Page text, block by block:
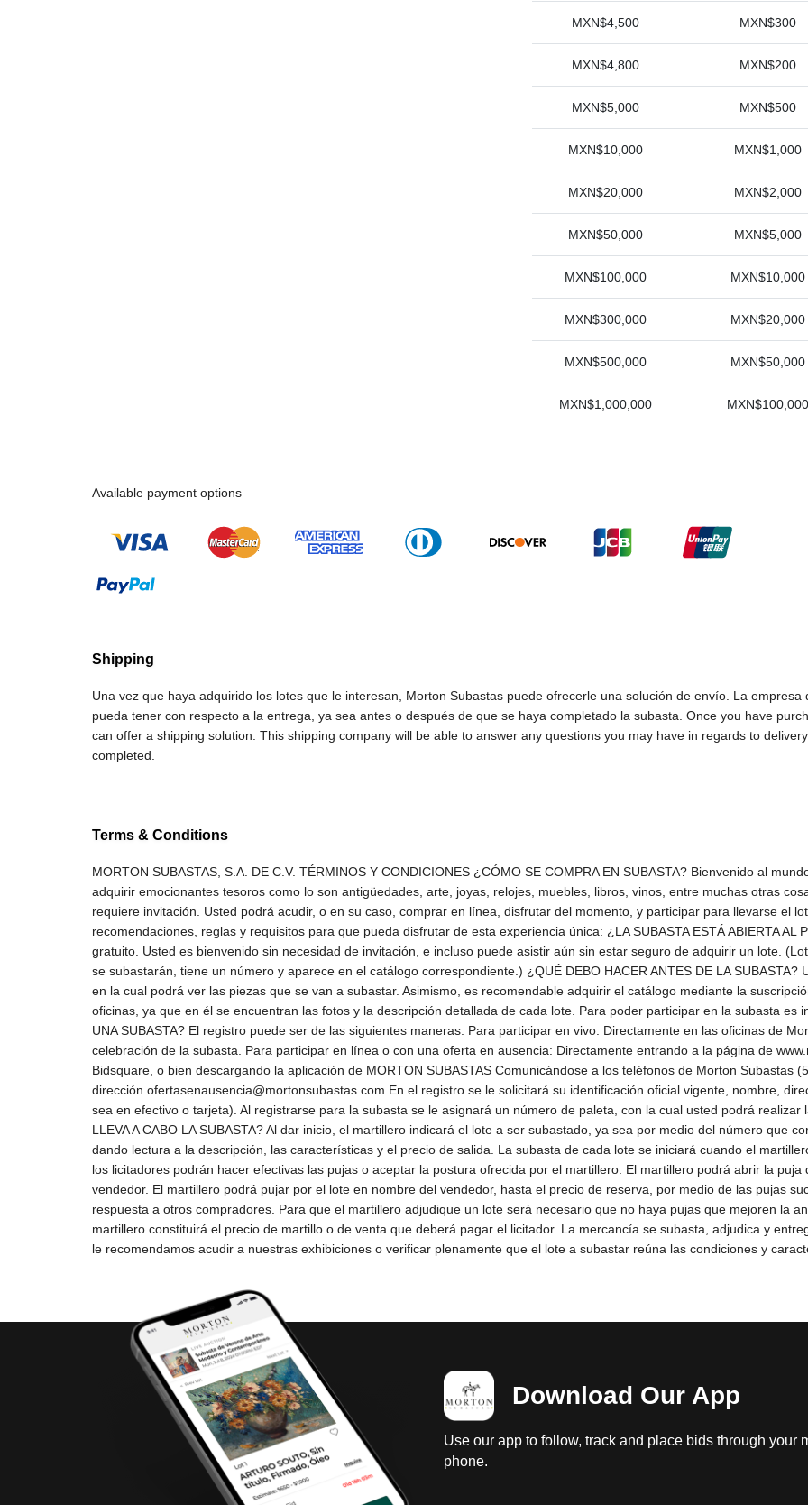
MXN$4,500 MXN$300
MXN$4,800 MXN$200
MXN$5,000 MXN$500
MXN$10,000 MXN$1,000
MXN$20,000 MXN$2,000
MXN$50,000 MXN$5,000
MXN$100,000 MXN$10,000
MXN$300,000 MXN$20,000
MXN$500,000 MXN$50,000
MXN$1,000,000 MXN$100,000
Available payment options
Shipping
Una vez que haya adquirido los lotes que le interesan, Morton Subastas puede ofrecerle una solución de envío. La
pueda tener con respecto a la entrega, ya sea antes o después de que se haya completado la subasta. Once you have
can offer a shipping solution. This shipping company will be able to answer any questions you may have in regards to
completed.
Terms & Conditions
MORTON SUBASTAS, S.A. DE C.V. TÉRMINOS Y CONDICIONES ¿CÓMO SE COMPRA EN SUBASTA? Bienvenido al mundo de las subastas, donde tendrá la oportunidad de adquirir emocionantes tesoros como lo son antigüedades, arte, joyas, relojes, muebles, libros, vinos, entre muchas otras cosas. Participar en una subasta es muy sencillo y no requiere invitación. Usted podrá acudir, o en su caso, comprar en línea, disfrutar del momento, y participar para llevarse el lote de su preferencia. A continuación, le damos algunas recomendaciones, reglas y requisitos para que pueda disfrutar de esta experiencia única: ¿LA SUBASTA ESTÁ ABIERTA AL PÚBLICO? Sí, la subasta es un evento público y gratuito. Usted es bienvenido sin necesidad de invitación, e incluso puede asistir aún sin estar seguro de adquirir un lote. (Lote: cualquiera de las piezas o conjunto de piezas que se subastarán, tiene un número y aparece en el catálogo correspondiente.) ¿QUÉ DEBO HACER ANTES DE LA SUBASTA? Usted puede asistir antes de la subasta a la exposición en la cual podrá ver las piezas que se van a subastar. Asimismo, es recomendable adquirir el catálogo mediante la suscripción por teléfono o acudiendo directamente a nuestras oficinas, ya que en él se encuentran las fotos y la descripción detallada de cada lote. Para poder participar en la subasta es indispensable registrarse. ¿CÓMO ME REGISTRO A UNA SUBASTA? El registro puede ser de las siguientes maneras: Para participar en vivo: Directamente en las oficinas de Morton Subastas, ya sea previamente o durante la celebración de la subasta. Para participar en línea o con una oferta en ausencia: Directamente entrando a la página de www.mortonsubastas.com mediante la plataforma de Bidsquare, o bien descargando la aplicación de MORTON SUBASTAS Comunicándose a los teléfonos de Morton Subastas (55 5283 3140) Enviando un correo electrónico a la dirección ofertasenausencia@mortonsubastas.com En el registro se le solicitará su identificación oficial vigente, nombre, dirección y un depósito en garantía para sus compras (ya sea en efectivo o tarjeta). Al registrarse para la subasta se le asignará un número de paleta, con la cual usted podrá realizar las pujas que considere convenientes. ¿CÓMO SE LLEVA A CABO LA SUBASTA? Al dar inicio, el martillero indicará el lote a ser subastado, ya sea por medio del número que corresponda de acuerdo al catálogo de la subasta o dando lectura a la descripción, las características y el precio de salida. La subasta de cada lote se iniciará cuando el martillero pregone el precio de salida del mismo y entonces, los licitadores podrán hacer efectivas las pujas o aceptar la postura ofrecida por el martillero. El martillero podrá abrir la puja de cualquier lote colocando un precio a nombre de un vendedor. El martillero podrá pujar por el lote en nombre del vendedor, hasta el precio de reserva, por medio de las pujas sucesivas o consecutivas, o colocando pujas en respuesta a otros compradores. Para que el martillero adjudique un lote será necesario que no haya pujas que mejoren la anterior; por lo tanto, el precio mencionado por el martillero constituirá el precio de martillo o de venta que deberá pagar el licitador. La mercancía se subasta, adjudica y entrega en las condiciones en que se encuentra, por lo que le recomendamos acudir a nuestras exhibiciones o verificar plenamente que el lote a subastar reúna las condiciones y características de su interés. Una vez adjudicado un lote, no se aceptan cancelaciones y devoluciones. ¿CÓMO REALIZAR UNA COMPRA EN LA SUBASTA? Cuando salga a remate el lote que usted desea adquirir, simplemente levante la paleta que le fue asignada cuando el subastador proponga el precio de venta en subasta y usted esté de acuerdo con dicha cantidad. El subastador continuará elevando el precio mientras haya personas que sigan ofreciendo por el mismo lote. Al último precio indicado por el subastador al dejar caer el martillo se le conoce como el precio del martillo, y esa es la cantidad, más la comisión (22%), más el I.V.A. de la comisión, que usted pagará por el lote adquirido. ¿CÓMO SE COMPRA EN SUBASTA SIN ESTAR PRESENTE EN EL SALÓN? ¿Se pueden hacer ofertas sin asistir al salón de subastas? Sí, existen tres sencillas formas de hacerlo: EN AUSENCIA Usted debe llenar el formato de ofertas en ausencia, mismo que se encuentra a su disposición en nuestras oficinas y en el presente catálogo, en el cual tendrá que indicar el número de lote o lotes que desea, así como la oferta máxima que quiere hacer por cada uno de ellos. De esta manera, uno de nuestros representantes podrá hacer las ofertas en su nombre y representación. El personal autorizado por Morton podrá hacer efectivas las pujas en representación de los licitadores sin ningún cargo adicional, y de acuerdo a las siguientes reglas: El licitador podrá hacer llegar su postura a Morton hasta cuatro horas antes de celebrarse la subasta, mediante la entrega de la ficha de registro para ofertas en ausencia directamente en nuestras oficinas, con acuse de recibo por correo electrónico a la siguiente dirección: ofertasenausencia@mortonsubastas.com. Será necesario que Morton haya recibido las posturas del licitador señalando un monto máximo como límite de cada puja. En el caso de que el límite máximo fijado por el licitador en ausencia se iguale con la última puja de la sala, usted puede autorizar a Morton Subastas a subir a la siguiente puja por cuenta del licitador en ausencia por una sola vez; de lo contrario el licitador presente en la sala tendrá la prioridad sobre el lote. Esta información se considera confidencial. Es importante que usted seleccione la casilla correspondiente en el formato para autorizar a Morton Subastas. En caso de que este recuadro no se haya requisitado, se entenderá que no acepta subir a la siguiente puja. Como garantía de pago, en el caso de que el licitador se presente en Morton para registrar ofertas en ausencia, deberá firmar un comprobante de tarjeta de crédito bancario o American Express a la orden de Morton Subastas, S.A. de C.V. Los lotes se adjudicarán al precio final que permitan las demás pujas o posturas aceptadas en la sala. En caso de que hubiera dos o más licitadores en ausencia, con ofertas por el mismo lote y por la misma cantidad, se adjudicará el lote al licitador cuya oferta haya sido presentada primero en día y hora. En lo demás, son aplicables todas las reglas de la subasta. Morton Subastas NO es responsable si alguna de las ofertas en ausencia no se logra realizar. Morton Subastas NO acepta ofertas sin límites. POR TELÉFONO: Pueden hacerse ofertas vía telefónica en el salón de subastas durante el transcurso de la subasta, presentando una solicitud por escrito y entregado a Morton por lo menos con dos días hábiles de anticipación, siempre y cuando la cifra sea mayor a $10,000.00 M.N. por cada lote de su interés. Las condiciones para hacer efectivas las pujas son las mismas que para ofertas en ausencia. Puede hacernos llegar sus ofertas y demás documentos a la dirección electrónica:
Download Our App
Use our app to follow, track and place bids through your
phone.